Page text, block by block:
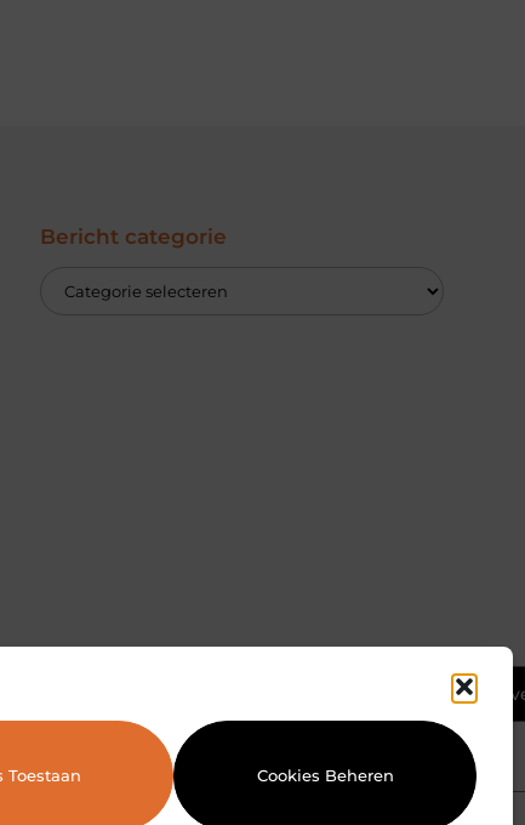
Toestaan Cookies Beheren
Ga Naar
Lees verder
Bericht categorie